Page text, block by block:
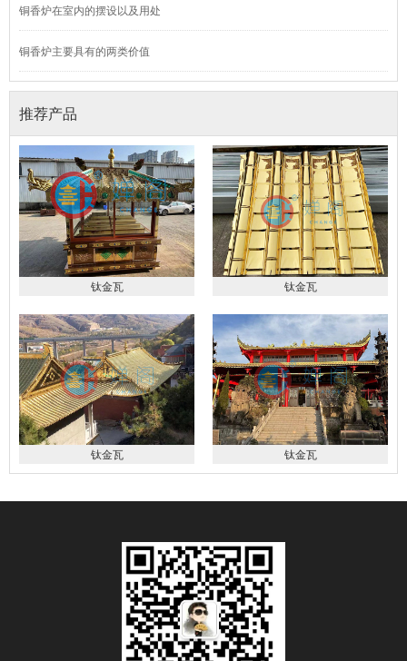
铜香炉在室内的摆设以及用处
铜香炉主要具有的两类价值
推荐产品
钛金瓦 钛金瓦
钛金瓦 钛金瓦